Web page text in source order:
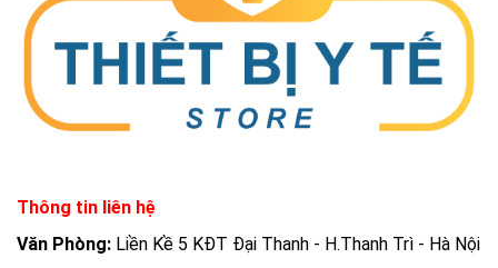
Thông tin liên hệ
Văn Phòng: Liền Kề 5 KĐT Đại Thanh - H.Thanh Trì - Hà Nội